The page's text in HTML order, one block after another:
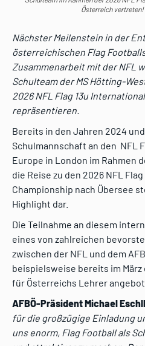
Österreich
Nächster Meilenstein in der
österreichischen Flag
Zusammenarbeit mit der NFL
Schulteam der MS Hötting-
2026 NFL Flag 13u
repräsentieren.
Bereits in den Jahren 2024
Schulmannschaft an den NFL
Europe in London im Rahmen
die Reise zu den 2026 NFL
Championship nach Übersee
Highlight dar.
Die Teilnahme an diesem
eines von zahlreichen
zwischen der NFL und dem
beispielsweise bereits im März
für Österreichs Lehrer
AFBÖ-Präsident Michael
für die großzügige Einladung
uns enorm, Flag Football als